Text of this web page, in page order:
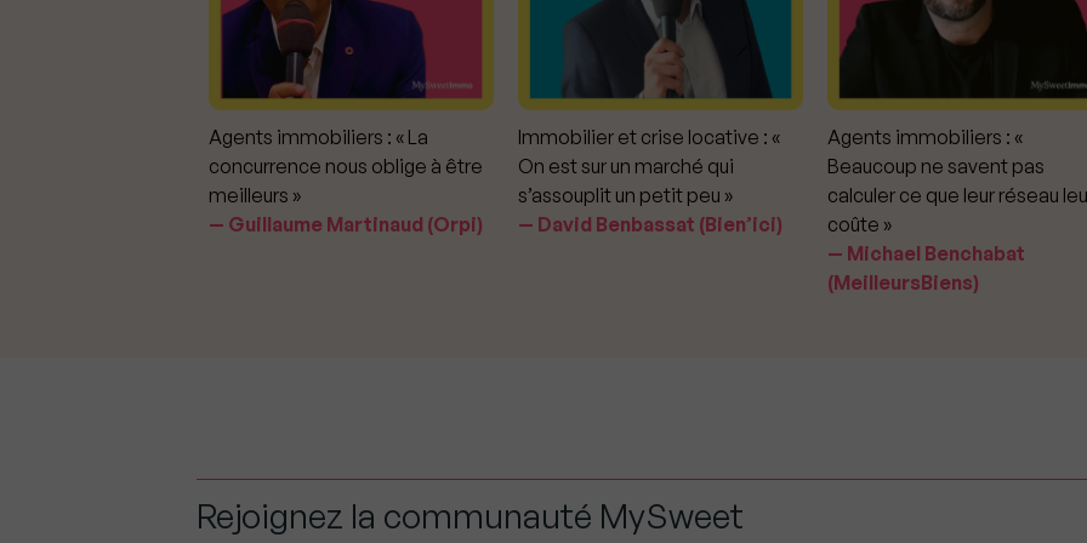
Agents immobiliers : « La
concurrence nous oblige à être
meilleurs »
Guillaume Martinaud (Orpi)
Immobilier et crise locative : «
On est sur un marché qui
s’assouplit un petit peu »
David Benbassat (Bien’ici)
Agents immobiliers : «
Beaucoup ne savent pas
calculer ce que leur réseau
coûte »
Michael Benchabat
(MeilleursBiens)
Rejoignez la communauté MySweet